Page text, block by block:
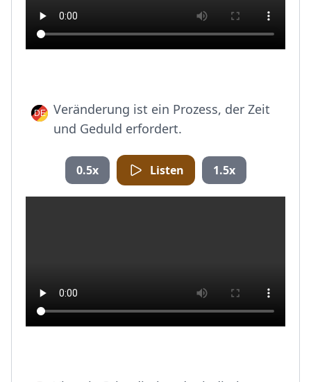
Veränderung ist ein Prozess, der Zeit
und Geduld erfordert.
0.5x Listen 1.5x